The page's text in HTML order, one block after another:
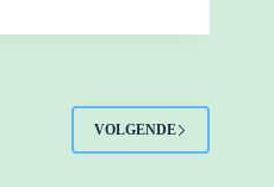
VOLGENDE